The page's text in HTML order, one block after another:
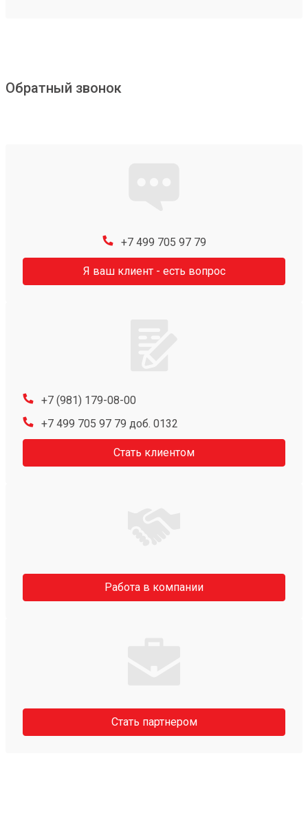
Обратный звонок
+7 499 705 97 79
Я ваш клиент - есть вопрос
+7 (981) 179-08-00
+7 499 705 97 79 доб. 0132
Стать клиентом
Работа в компании
Стать партнером